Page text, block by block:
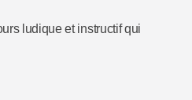
ludique et instructif qui